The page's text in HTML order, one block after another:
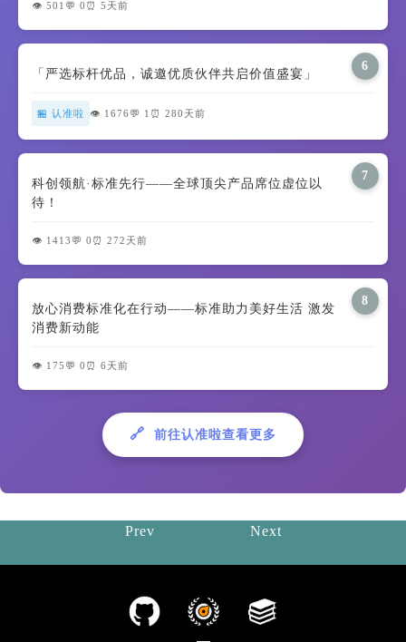
👁️ 501 💬 0 ⏰ 5天前
6
「严选标杆优品，诚邀优质伙伴共启价值盛宴」
🏪 认准啦 👁️ 1676 💬 1 ⏰ 280天前
7
科创领航·标准先行——全球顶尖产品席位虚位以
待！
👁️ 1413 💬 0 ⏰ 272天前
8
放心消费标准化在行动——标准助力美好生活 激发
消费新动能
👁️ 175 💬 0 ⏰ 6天前
🔗 前往认准啦查看更多
Prev Next